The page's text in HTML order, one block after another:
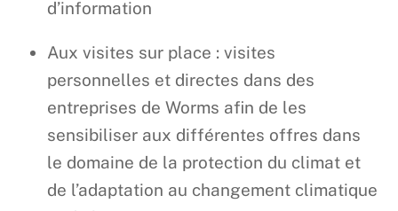
d’information
Aux visites sur place : visites
personnelles et directes dans des
entreprises de Worms afin de les
sensibiliser aux différentes offres dans
le domaine de la protection du climat et
de l’adaptation au changement climatique